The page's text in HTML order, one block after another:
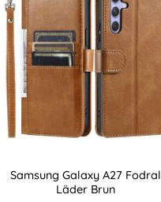
Samsung Galaxy A27 Fodral
Läder Brun